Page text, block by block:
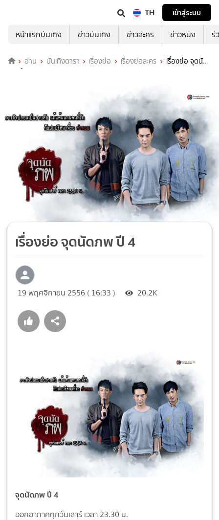
TH
เข้าสู่ระบบ
หน้าแรกบันเทิง
ข่าวบันเทิง ข่าวละคร ข่าวหนัง รี
อ่าน บันเทิงดารา เรื่องย่อ เรื่องย่อละคร
เรื่องย่อ จุดนัด
ภพ ปี 4
เรื่องย่อ จุดนัดภพ ปี 4
19 พฤศจิกายน 2556 ( 16:33 ) 20.2K
จุดนัดภพ ปี 4
ออกอากาศทุกวันเสาร์ เวลา 23.30 น.